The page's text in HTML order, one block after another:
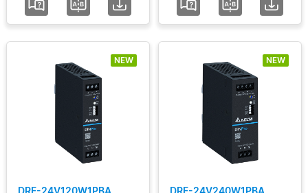
Segment
Durumu
Ekle / Filtreleri
Filtreleri Temizle
NEW
DRF-24V120W1PBA
NEW
DRF-24V240W1PBA